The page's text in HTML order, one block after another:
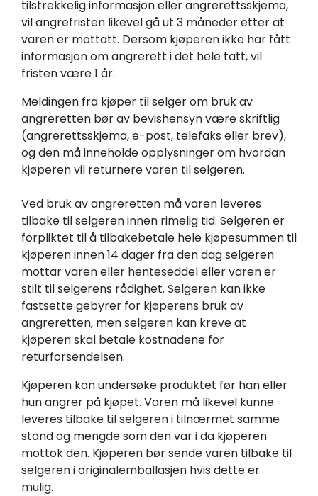
tilstrekkelig informasjon eller angrerettsskjema,
vil angrefristen likevel gå ut 3 måneder etter at
varen er mottatt. Dersom kjøperen ikke har fått
informasjon om angrerett i det hele tatt, vil
fristen være 1 år.
Meldingen fra kjøper til selger om bruk av
angreretten bør av bevishensyn være skriftlig
(angrerettsskjema, e-post, telefaks eller brev),
og den må inneholde opplysninger om hvordan
kjøperen vil returnere varen til selgeren.
Ved bruk av angreretten må varen leveres
tilbake til selgeren innen rimelig tid. Selgeren er
forpliktet til å tilbakebetale hele kjøpesummen til
kjøperen innen 14 dager fra den dag selgeren
mottar varen eller henteseddel eller varen er
stilt til selgerens rådighet. Selgeren kan ikke
fastsette gebyrer for kjøperens bruk av
angreretten, men selgeren kan kreve at
kjøperen skal betale kostnadene for
returforsendelsen.
Kjøperen kan undersøke produktet før han eller
hun angrer på kjøpet. Varen må likevel kunne
leveres tilbake til selgeren i tilnærmet samme
stand og mengde som den var i da kjøperen
mottok den. Kjøperen bør sende varen tilbake til
selgeren i originalemballasjen hvis dette er
mulig.